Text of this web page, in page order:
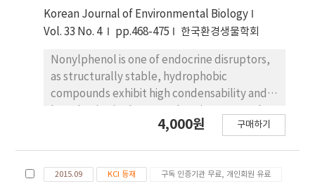
dong and Jang-hang. The maximum
abundance was recorded in March at Si-am
with 8,000 indiv. L-1 with the explosion of
Brachionus calyciflorus. Other sites also
showed high abundances in March with the
abundance higher than 5,000 indiv. L-1.
Except in March, the abundance levels were
recorded as less than some hundred indiv. L-1
the copepodite showed that various diatoms
Korean Journal of Environmental Biology
Vol. 33 No. 4
pp.468-475 한국환경생물학회
Nonylphenol is one of endocrine disruptors,
as structurally stable, hydrophobic
compounds exhibit high condensability and
purpose of this study was to determine the
exposed for 48 h at concentrations of 0, 10,
4,000원 구매하기
2015.09 KCI 등재 구독 인증기관 무료, 개인회원 유료